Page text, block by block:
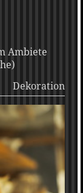
Ambiete
Dekoration